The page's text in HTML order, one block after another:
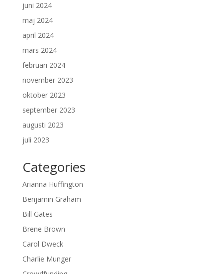
juni 2024
maj 2024
april 2024
mars 2024
februari 2024
november 2023
oktober 2023
september 2023
augusti 2023
juli 2023
Categories
Arianna Huffington
Benjamin Graham
Bill Gates
Brene Brown
Carol Dweck
Charlie Munger